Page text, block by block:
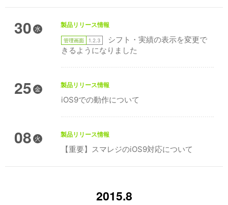
30 水
製品リリース情報
管理画面 1.2.3
シフト・実績の表示を変更で
きるようになりました
25 金
製品リリース情報
iOS9での動作について
08 火
製品リリース情報
【重要】スマレジのiOS9対応について
2015.8